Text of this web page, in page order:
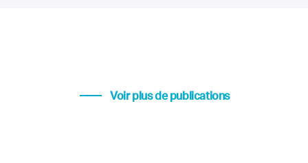
Voir plus de publications